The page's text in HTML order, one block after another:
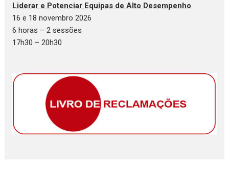
Liderar e Potenciar Equipas de Alto Desempenho
16 e 18 novembro 2026
6 horas – 2 sessões
17h30 – 20h30